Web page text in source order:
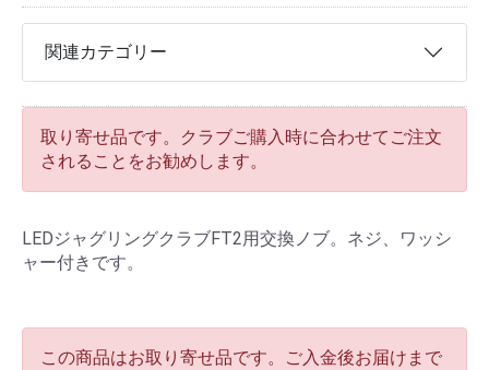
関連カテゴリー
取り寄せ品です。クラブご購入時に合わせてご注文
されることをお勧めします。
LEDジャグリングクラブFT2用交換ノブ。ネジ、ワッシ
ャー付きです。
この商品はお取り寄せ品です。ご入金後お届けまで